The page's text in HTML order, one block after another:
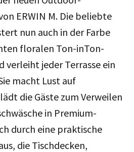
ERWIN M. Die beliebte
nun auch in der Farbe
floralen Ton-inTon-
verleiht jeder Terrasse ein
macht Lust auf
die Gäste zum Verweilen
in Premium-
durch eine praktische
die Tischdecken,